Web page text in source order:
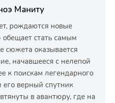
Маниту
рождаются новые
стать самым
сюжета оказывается
начавшееся с нелепой
к поискам легендарного
его верный спутник
в авантюру, где на